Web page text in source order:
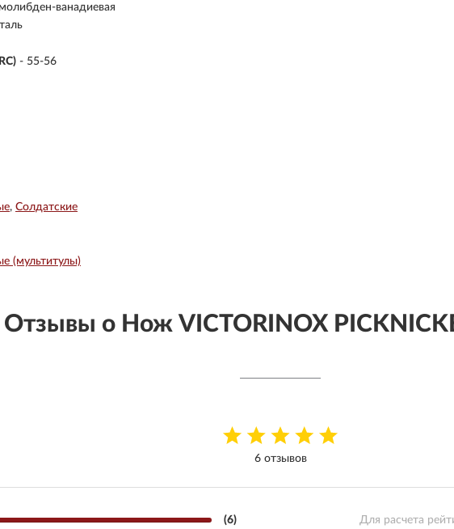
ванадиевая
- 55-56
Солдатские
(мультитулы)
Отзывы о Нож VICTORINOX
6 отзывов
(6)
Для расчета